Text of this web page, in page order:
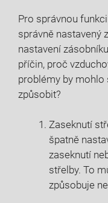
Pro správnou
správně nastavený
nastavení
příčin, proč
problémy by mohlo
způsobit?
Zaseknutí
špatně
zaseknutí
střelby. To
způsobuje